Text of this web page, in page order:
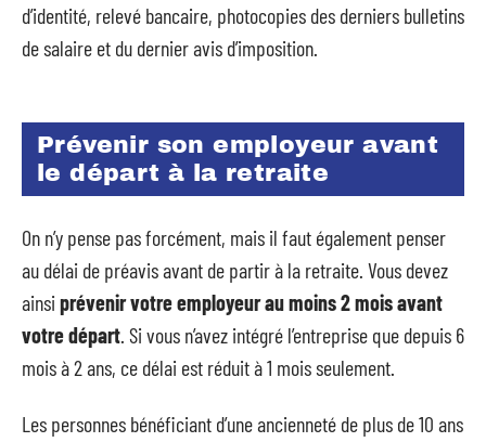
d’identité, relevé bancaire, photocopies des derniers bulletins
de salaire et du dernier avis d’imposition.
Prévenir son employeur avant
le départ à la retraite
On n’y pense pas forcément, mais il faut également penser
au délai de préavis avant de partir à la retraite. Vous devez
ainsi prévenir votre employeur au moins 2 mois avant
votre départ . Si vous n’avez intégré l’entreprise que depuis 6
mois à 2 ans, ce délai est réduit à 1 mois seulement.
Les personnes bénéficiant d’une ancienneté de plus de 10 ans